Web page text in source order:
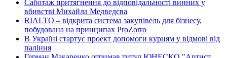
Саботаж притягнення до відповідальності винних у
вбивстві Михайла Медведєва
RIALTO – відкрита система закупівель для бізнесу,
побудована на принципах ProZorro
В Україні стартує проект допомоги курцям у відмові від
паління